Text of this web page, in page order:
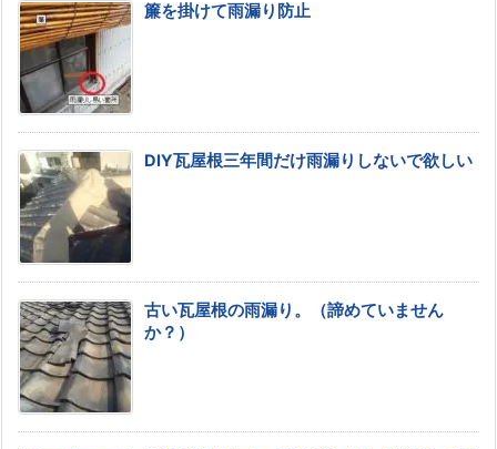
簾を掛けて雨漏り防止
DIY瓦屋根三年間だけ雨漏りしないで欲しい
古い瓦屋根の雨漏り。（諦めていません
か？）